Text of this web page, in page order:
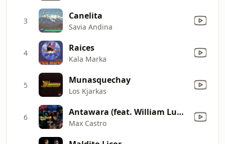
3 Canelita
Savia Andina
4 Raices
Kala Marka
5 Munasquechay
Los Kjarkas
6 Antawara (feat. William Luna, Pepe Alva & Lucho Quequezana)
Max Castro